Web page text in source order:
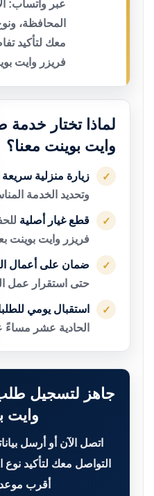
عبر واتساب:
المحافظة،
معك لتأكيد
فريزر وايت
لماذا تختار خدمة
وايت بوينت معنا؟
✓ زيارة منزلية سريعة
وتحديد الخدمة
✓ قطع غيار أصلية
فريزر وايت بوينت
✓ ضمان على أعمال
حتى استقرار عمل
✓ استقبال يومي
الحادية عشر مساءً
جاهز لتسجيل
وايت
اتصل الآن أو أرسل
التواصل معك لتأكيد
أقرب موعد